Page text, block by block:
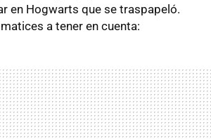
en Hogwarts que se traspapeló.
a tener en cuenta: